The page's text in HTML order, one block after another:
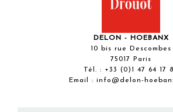
DELON - HOEBANX
10 bis rue Descombes
75017 Paris
Tél. : +33 (0)1 47 64 17
Email : info@delon-